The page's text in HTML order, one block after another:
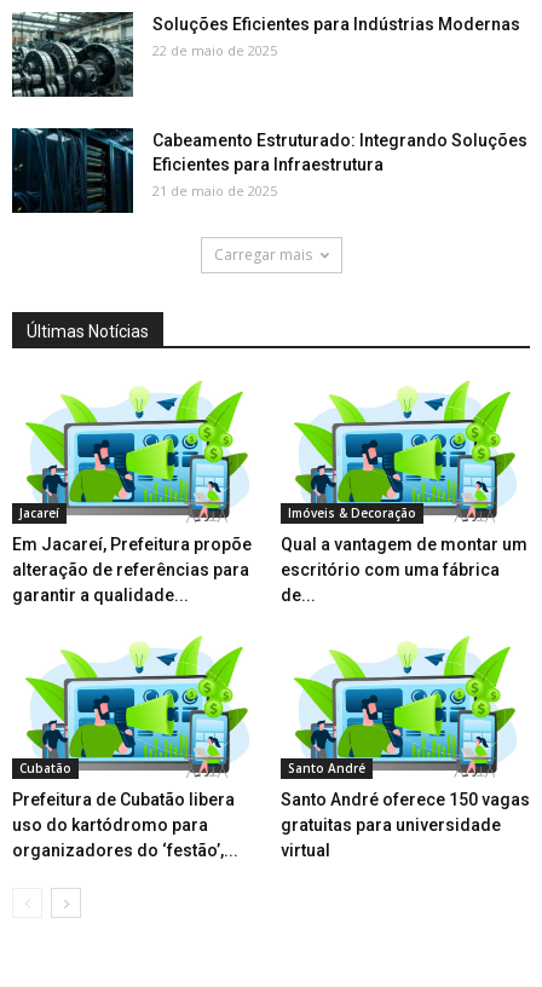
Soluções Eficientes para Indústrias Modernas
22 de maio de 2025
Cabeamento Estruturado: Integrando Soluções
Eficientes para Infraestrutura
21 de maio de 2025
Carregar mais
Últimas Notícias
Jacareí
Em Jacareí, Prefeitura propõe
alteração de referências para
garantir a qualidade...
Imóveis & Decoração
Qual a vantagem de montar um
escritório com uma fábrica
de...
Cubatão
Prefeitura de Cubatão libera
uso do kartódromo para
organizadores do ‘festão’,...
Santo André
Santo André oferece 150 vagas
gratuitas para universidade
virtual